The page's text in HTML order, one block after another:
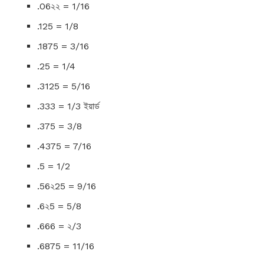
.06২২ = 1/16
.125 = 1/8
.1875 = 3/16
.25 = 1/4
.3125 = 5/16
.333 = 1/3 ইয়ার্ড
.375 = 3/8
.4375 = 7/16
.5 = 1/2
.56২25 = 9/16
.6২5 = 5/8
.666 = ২/3
.6875 = 11/16